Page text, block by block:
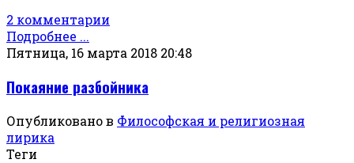
2 комментарии
Подробнее ...
Пятница, 16 марта 2018 20:48
Покаяние разбойника
Опубликовано в Философская и религиозная
лирика
Теги